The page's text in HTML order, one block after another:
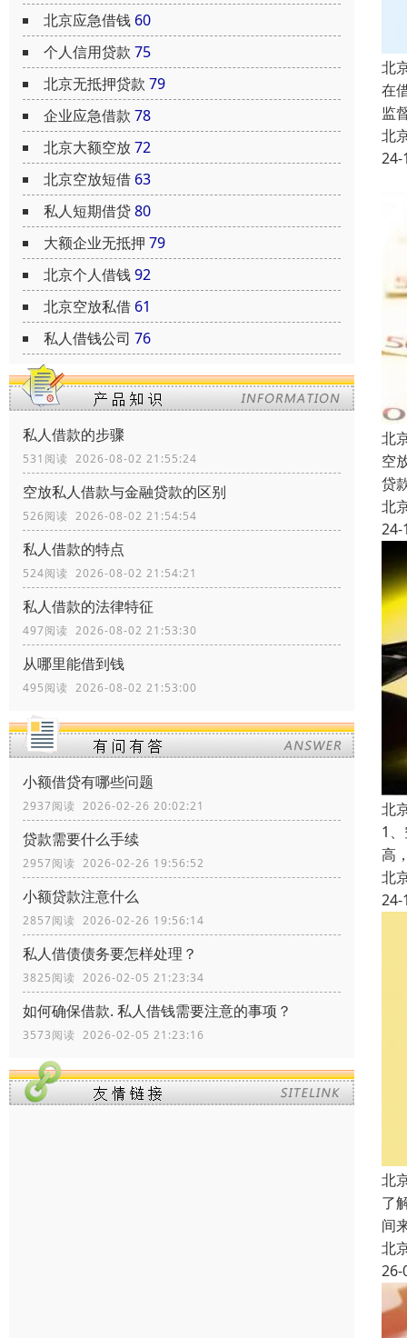
北京应急借钱 60
个人信用贷款 75
北京无抵押贷款 79
企业应急借款 78
北京大额空放72
北京空放短借 63
私人短期借贷80
大额企业无抵押 79
北京个人借钱92
北京空放私借 61
私人借钱公司 76
私人借款的步骤
531阅读 2026-08-02 21:55:24
空放私人借款与金融贷款的区别
526阅读 2026-08-02 21:54:54
私人借款的特点
524阅读 2026-08-02 21:54:21
私人借款的法律特征
497阅读 2026-08-02 21:53:30
从哪里能借到钱
495阅读 2026-08-02 21:53:00
小额借贷有哪些问题
2937阅读 2026-02-26 20:02:21
贷款需要什么手续
2957阅读 2026-02-26 19:56:52
小额贷款注意什么
2857阅读 2026-02-26 19:56:14
私人借债债务要怎样处理？
3825阅读 2026-02-05 21:23:34
如何确保借款. 私人借钱需要注意的事项？
3573阅读 2026-02-05 21:23:16
北
在
监
北
24-
北
空
贷
北
24-
北
1
高
北
24-
北
了
间
北
26-